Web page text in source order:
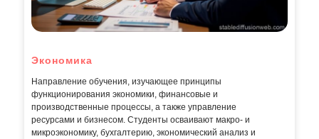
Экономика
Направление обучения, изучающее принципы
функционирования экономики, финансовые и
производственные процессы, а также управление
ресурсами и бизнесом. Студенты осваивают макро- и
микроэкономику, бухгалтерию, экономический анализ и